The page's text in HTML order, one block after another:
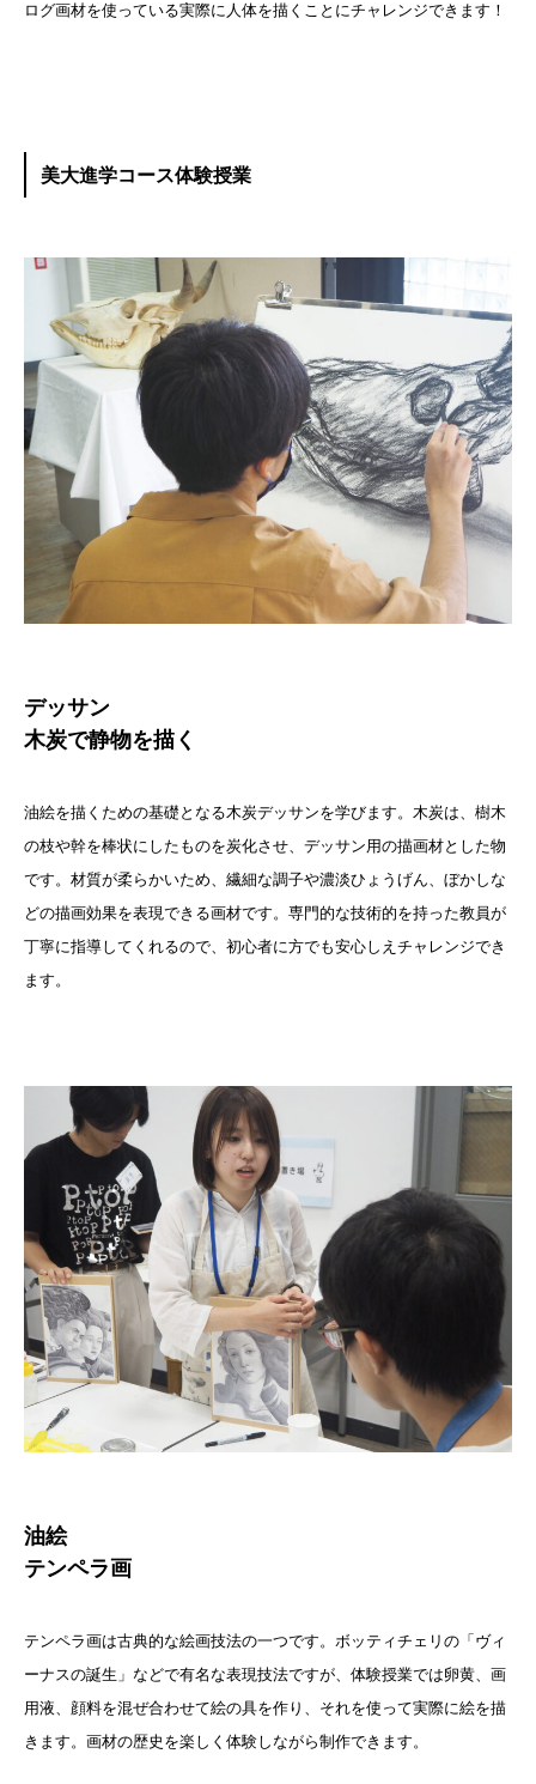
ログ画材を使っている実際に人体を描くことにチャレンジできます！
美大進学コース体験授業
デッサン
木炭で静物を描く
油絵を描くための基礎となる木炭デッサンを学びます。木炭は、樹木
の枝や幹を棒状にしたものを炭化させ、デッサン用の描画材とした物
です。材質が柔らかいため、繊細な調子や濃淡ひょうげん、ぼかしな
どの描画効果を表現できる画材です。専門的な技術的を持った教員が
丁寧に指導してくれるので、初心者に方でも安心しえチャレンジでき
ます。
油絵
テンペラ画
テンペラ画は古典的な絵画技法の一つです。ボッティチェリの「ヴィ
ーナスの誕生」などで有名な表現技法ですが、体験授業では卵黄、画
用液、顔料を混ぜ合わせて絵の具を作り、それを使って実際に絵を描
きます。画材の歴史を楽しく体験しながら制作できます。